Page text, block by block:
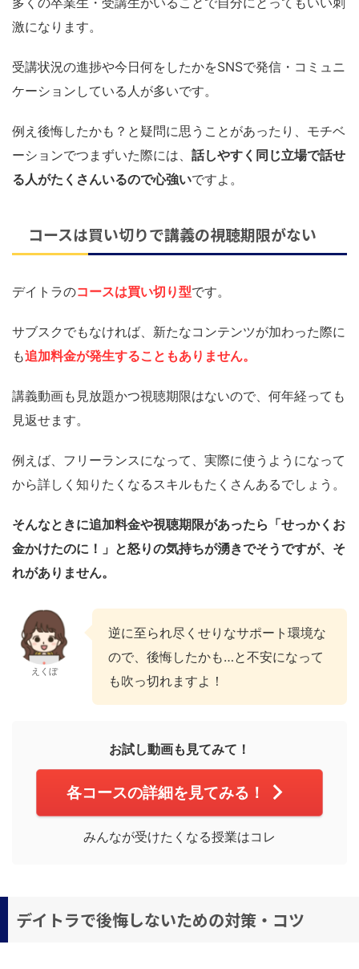
激になります。
受講状況の進捗や今日何をしたかをSNSで発信・コミュニ
ケーションしている人が多いです。
例え後悔したかも？と疑問に思うことがあったり、モチベ
ーションでつまずいた際には、 話しやすく同じ立場で話せ
る人がたくさんいるので心強いですよ。
コースは買い切りで講義の視聴期限がない
デイトラのコースは買い切り型です。
サブスクでもなければ、新たなコンテンツが加わった際に
も追加料金が発生することもありません。
講義動画も見放題かつ視聴期限はないので、何年経っても
見返せます。
例えば、フリーランスになって、実際に使うようになって
から詳しく知りたくなるスキルもたくさんあるでしょう。
そんなときに追加料金や視聴期限があったら「せっかくお
金かけたのに！」と怒りの気持ちが湧きでそうですが、そ
れがありません。
えくぼ
逆に至られ尽くせりなサポート環境な
ので、後悔したかも…と不安になって
も吹っ切れますよ！
お試し動画も見てみて！
各コースの詳細を見てみる！
みんなが受けたくなる授業はコレ
デイトラで後悔しないための対策・コツ